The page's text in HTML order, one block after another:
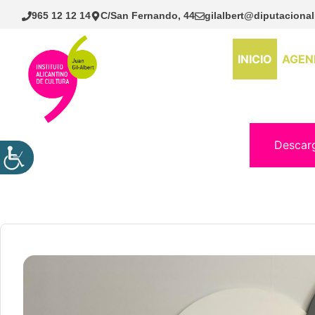
Saltar
965 12 12 14 C/San Fernando, 44
INICIO